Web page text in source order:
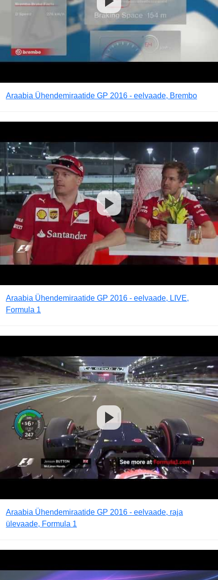
Araabia Ühendemiraatide GP 2016 - eelvaade, Brembo
Araabia Ühendemiraatide GP 2016 - eelvaade, LIVE,
Formula 1
Araabia Ühendemiraatide GP 2016 - eelvaade, raja
ülevaade, Formula 1